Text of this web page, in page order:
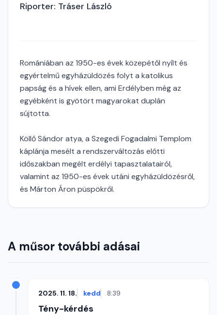
Riporter: Tráser László
Romániában az 1950-es évek közepétől nyílt és
egyértelmű egyházüldözés folyt a katolikus
papság és a hívek ellen, ami Erdélyben még az
egyébként is gyötört magyarokat duplán
sújtotta.
Köllő Sándor atya, a Szegedi Fogadalmi Templom
káplánja mesélt a rendszerváltozás előtti
időszakban megélt erdélyi tapasztalatairól,
valamint az 1950-es évek utáni egyházüldözésről,
és Márton Áron püspökről.
A műsor további adásai
2025. 11. 18. kedd 8:39
Tény-kérdés